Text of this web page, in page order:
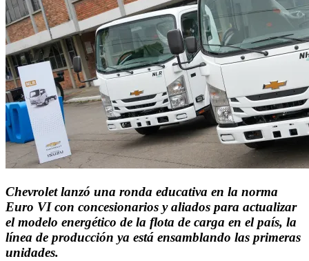
Chevrolet lanzó una ronda educativa en la norma
Euro VI con concesionarios y aliados para actualizar
el modelo energético de la flota de carga en el país, la
línea de producción ya está ensamblando las primeras
unidades.